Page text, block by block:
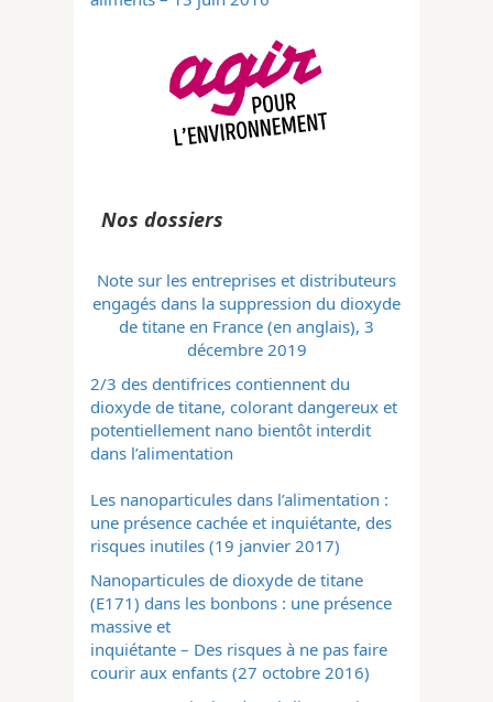
Nos dossiers
Note sur les entreprises et distributeurs
engagés dans la suppression du dioxyde
de titane en France (en anglais), 3
décembre 2019
2/3 des dentifrices contiennent du
dioxyde de titane, colorant dangereux et
potentiellement nano bientôt interdit
dans l’alimentation
Les nanoparticules dans l’alimentation :
une présence cachée et inquiétante, des
risques inutiles (19 janvier 2017)
Nanoparticules de dioxyde de titane
(E171) dans les bonbons : une présence
massive et
inquiétante – Des risques à ne pas faire
courir aux enfants (27 octobre 2016)